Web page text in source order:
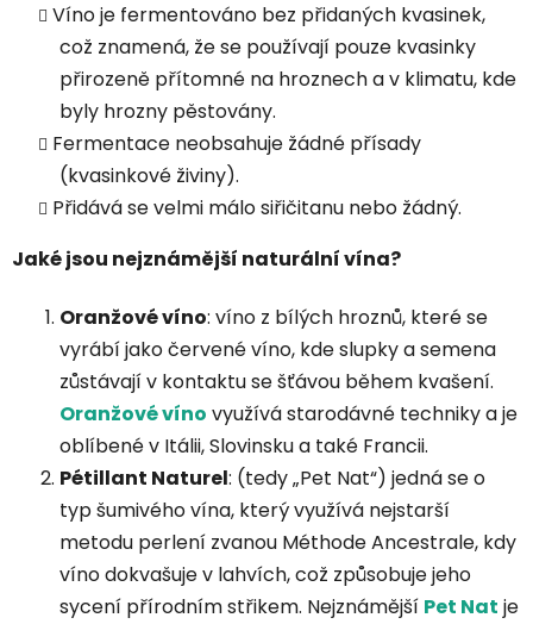
Víno je fermentováno bez přidaných kvasinek,
což znamená, že se používají pouze kvasinky
přirozeně přítomné na hroznech a v klimatu, kde
byly hrozny pěstovány.
Fermentace neobsahuje žádné přísady
(kvasinkové živiny).
Přidává se velmi málo siřičitanu nebo žádný.
Jaké jsou nejznámější naturální vína?
Oranžové víno: víno z bílých hroznů, které se
vyrábí jako červené víno, kde slupky a semena
zůstávají v kontaktu se šťávou během kvašení.
Oranžové víno využívá starodávné techniky a je
oblíbené v Itálii, Slovinsku a také Francii.
Pétillant Naturel: (tedy „Pet Nat“) jedná se o
typ šumivého vína, který využívá nejstarší
metodu perlení zvanou Méthode Ancestrale, kdy
víno dokvašuje v lahvích, což způsobuje jeho
sycení přírodním střikem. Nejznámější Pet Nat je